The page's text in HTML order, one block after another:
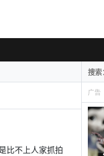
比不上人家抓拍
广告